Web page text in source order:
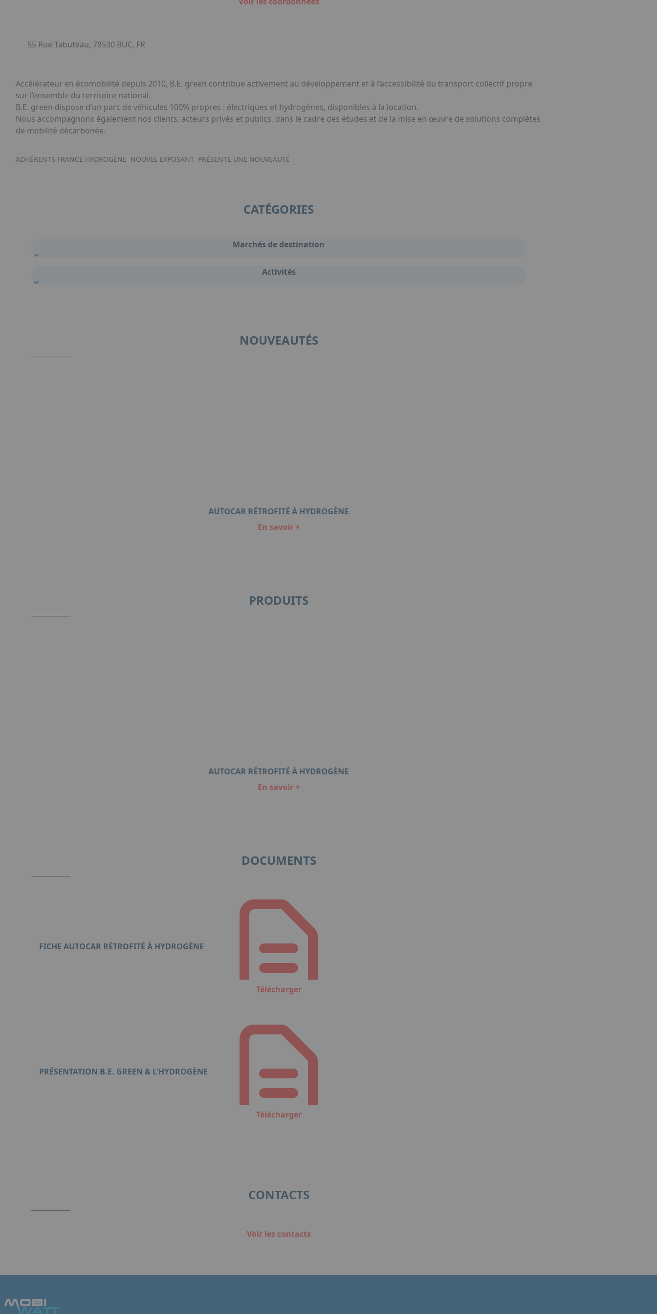
55 Rue Tabuteau, 78530 BUC, FR
Accélérateur en écomobilité depuis 2010, B.E. green contribue activement au développement et à l’accessibilité du transport collectif propre
sur l’ensemble du territoire national.
B.E. green dispose d’un parc de véhicules 100% propres : électriques et hydrogènes, disponibles à la location.
Nous accompagnons également nos clients, acteurs privés et publics, dans le cadre des études et de la mise en œuvre de solutions complètes
de mobilité décarbonée.
ADHÉRENTS FRANCE HYDROGÈNE NOUVEL EXPOSANT PRÉSENTE UNE NOUVEAUTÉ
CATÉGORIES
Marchés de destination
Activités
NOUVEAUTÉS
AUTOCAR RÉTROFITÉ À HYDROGÈNE
En savoir +
PRODUITS
AUTOCAR RÉTROFITÉ À HYDROGÈNE
En savoir +
DOCUMENTS
FICHE AUTOCAR RÉTROFITÉ À HYDROGÈNE
Télécharger
PRÉSENTATION B.E. GREEN & L'HYDROGÈNE
Télécharger
CONTACTS
Voir les contacts